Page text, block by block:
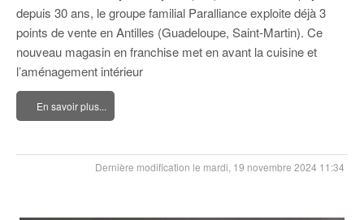
depuis 30 ans, le groupe familial Paralliance exploite déjà 3
points de vente en Antilles (Guadeloupe, Saint-Martin). Ce
nouveau magasin en franchise met en avant la cuisine et
l’aménagement intérieur
En savoir plus...
Dernière modification le mardi, 19 novembre 2024 11:34